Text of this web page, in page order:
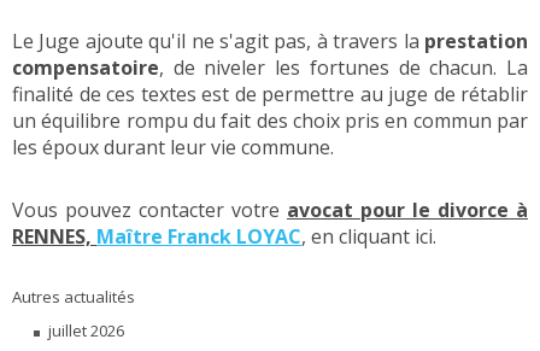
Le Juge ajoute qu'il ne s'agit pas, à travers la prestation
compensatoire, de niveler les fortunes de chacun. La
finalité de ces textes est de permettre au juge de rétablir
un équilibre rompu du fait des choix pris en commun par
les époux durant leur vie commune.
Vous pouvez contacter votre avocat pour le divorce à
RENNES, Maître Franck LOYAC, en cliquant ici.
Autres actualités
juillet 2026